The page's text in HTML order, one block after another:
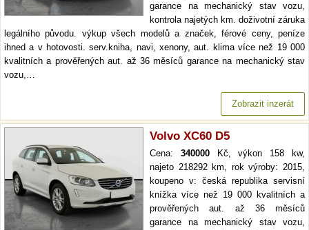
garance na mechanický stav vozu,
kontrola najetých km. doživotní záruka
legálního původu. výkup všech modelů a značek, férové ceny, peníze
ihned a v hotovosti. serv.kniha, navi, xenony, aut. klima více než 19 000
kvalitních a prověřených aut. až 36 měsíců garance na mechanický stav
vozu,…
Zobrazit inzerát
Volvo XC60 D5
Cena: 340000Kč, výkon 158 kw,
najeto 218292 km, rok výroby: 2015,
koupeno v: česká republika servisní
knížka více než 19 000 kvalitních a
prověřených aut. až 36 měsíců
garance na mechanický stav vozu,